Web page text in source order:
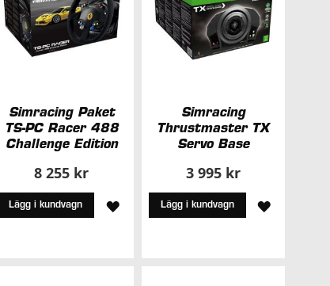
Simracing Paket
TS-PC Racer 488
Challenge Edition
8 255 kr
Lägg i kundvagn
LÄGG
Simracing
Thrustmaster TX
Servo Base
3 995 kr
Lägg i kundvagn
LÄGG